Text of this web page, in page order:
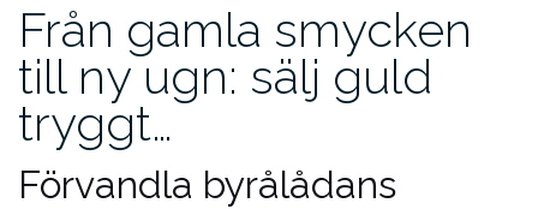
Från gamla smycken
till ny ugn: sälj guld
tryggt…
Förvandla byrålådans